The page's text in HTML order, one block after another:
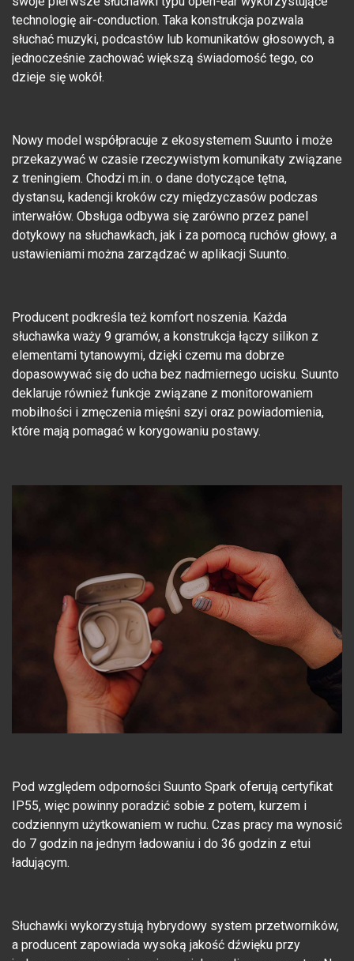
technologię air-conduction. Taka konstrukcja pozwala
słuchać muzyki, podcastów lub komunikatów głosowych, a
jednocześnie zachować większą świadomość tego, co
dzieje się wokół.
Nowy model współpracuje z ekosystemem Suunto i może
przekazywać w czasie rzeczywistym komunikaty związane
z treningiem. Chodzi m.in. o dane dotyczące tętna,
dystansu, kadencji kroków czy międzyczasów podczas
interwałów. Obsługa odbywa się zarówno przez panel
dotykowy na słuchawkach, jak i za pomocą ruchów głowy, a
ustawieniami można zarządzać w aplikacji Suunto.
Producent podkreśla też komfort noszenia. Każda
słuchawka waży 9 gramów, a konstrukcja łączy silikon z
elementami tytanowymi, dzięki czemu ma dobrze
dopasowywać się do ucha bez nadmiernego ucisku. Suunto
deklaruje również funkcje związane z monitorowaniem
mobilności i zmęczenia mięśni szyi oraz powiadomienia,
które mają pomagać w korygowaniu postawy.
Pod względem odporności Suunto Spark oferują certyfikat
IP55, więc powinny poradzić sobie z potem, kurzem i
codziennym użytkowaniem w ruchu. Czas pracy ma wynosić
do 7 godzin na jednym ładowaniu i do 36 godzin z etui
ładującym.
Słuchawki wykorzystują hybrydowy system przetworników,
a producent zapowiada wysoką jakość dźwięku przy